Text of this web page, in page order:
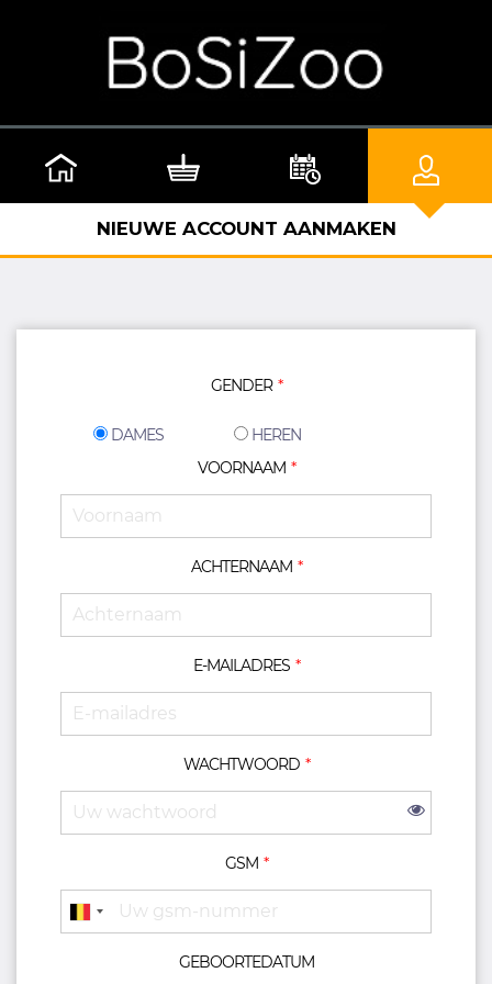
NIEUWE ACCOUNT AANMAKEN
GENDER
DAMES
HEREN
VOORNAAM
ACHTERNAAM
E-MAILADRES
WACHTWOORD
GSM
GEBOORTEDATUM